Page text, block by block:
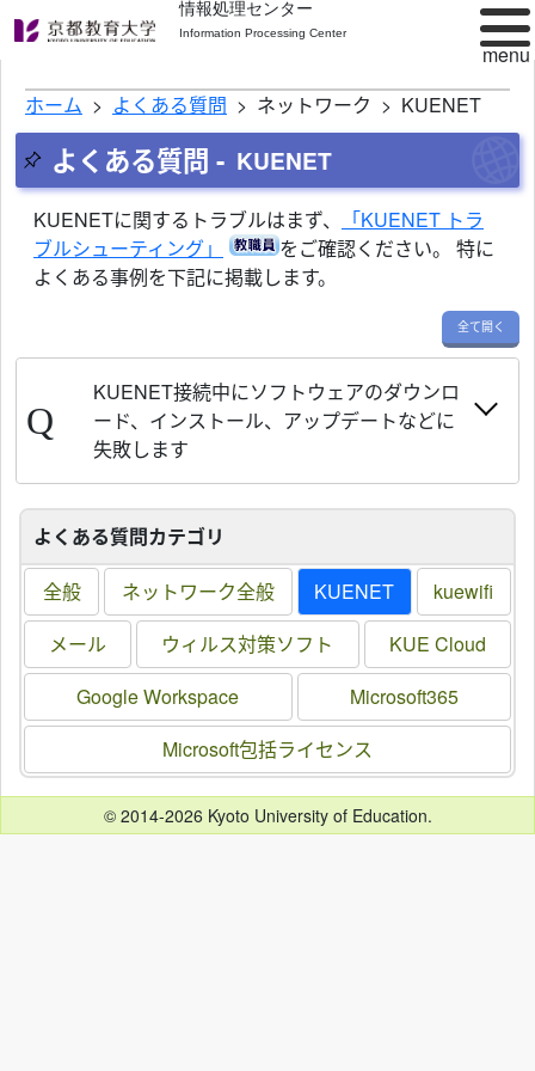
情報処理センター
Information Processing Center
よくある質問カテゴリ
全般
ネットワーク全般 KUENET
kuewifi
メール
ウィルス対策ソフト
KUE Cloud
Google Workspace
Microsoft365
Microsoft包括ライセンス
ホーム よくある質問 ネットワーク KUENET
よくある質問 - KUENET
KUENETに関するトラブルはまず、
「KUENET トラ
ブルシューティング」
をご確認ください。 特に
よくある事例を下記に掲載します。
全て開く
KUENET接続中にソフトウェアのダウンロ
ード、インストール、アップデートなどに
失敗します
© 2014-2026 Kyoto University of Education.